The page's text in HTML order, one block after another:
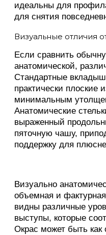
идеальны для
для снятия
Визуальные отличия
Если сравнить
анатомической,
Стандартные
практически плоские
минимальным
Анатомические
выраженный
пяточную чашу,
поддержку для
Визуально
объемная и
видны различные
выступы, которые
Окрас может быть как